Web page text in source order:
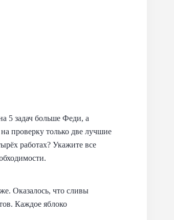
5 задач больше Феди, а
проверку только две лучшие
работах? Укажите все
Оказалось, что сливы
Каждое яблоко